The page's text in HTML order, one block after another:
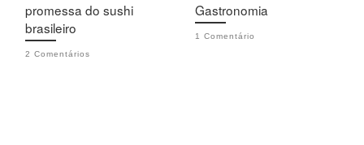
promessa do sushi
brasileiro
2 Comentários
Gastronomia
1 Comentário